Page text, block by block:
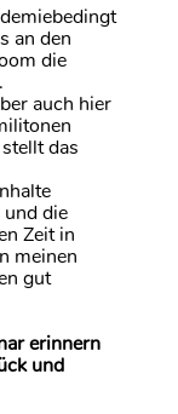
an den
die
auch hier
das
die
Zeit in
meinen
gut
erinnern
und